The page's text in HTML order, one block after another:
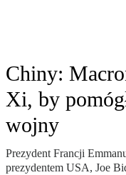
Chiny:
Xi, by
wojny
Prezydent Francji
prezydentem USA, Joe